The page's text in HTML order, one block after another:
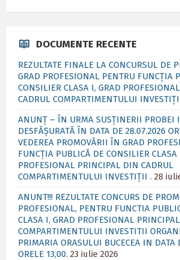
DOCUMENTE RECENTE
REZULTATE FINALE LA CONCURSUL DE
GRAD PROFESIONAL PENTRU FUNCȚIA
CONSILIER CLASA I, GRAD
CADRUL COMPARTIMENTULUI
ANUNȚ – ÎN URMA SUSȚINERII PROBEI
DESFĂȘURATĂ ÎN DATA DE 28.07.2026
VEDEREA PROMOVĂRII ÎN GRAD
FUNCȚIA PUBLICĂ DE CONSILIER CLASA
PROFESIONAL PRINCIPAL DIN CADRUL
COMPARTIMENTULUI INVESTIȚII . 28
ANUNT!!! REZULTATE CONCURS DE
PROFESIONAL, PENTRU FUNCTIA
CLASA I, GRAD PROFESIONAL
COMPARTIMENTULUI INVESTITII
PRIMARIA ORASULUI BUCECEA IN DATA
ORELE 13,00. 23 iulie 2026